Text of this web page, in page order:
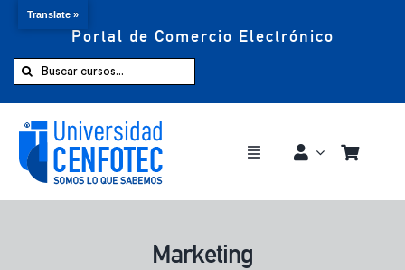
Portal de Comercio Electrónico
Buscar:
Toggle
Comprar ahora
Marketing
Translate »